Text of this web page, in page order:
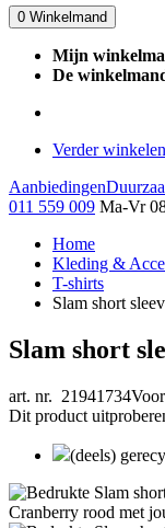
0 Winkelmand
Mijn
De
Verder winkelen
Aanbiedingen
011 559 009 Ma-Vr
Home
Kleding &
T-shirts
Slam short
Slam short
art. nr. 21941734
Dit product
(deels)